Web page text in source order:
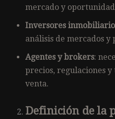
mercado y
Inversores
análisis de mercados y
Agentes y brokers:
precios, regulaciones
venta.
Definición de la